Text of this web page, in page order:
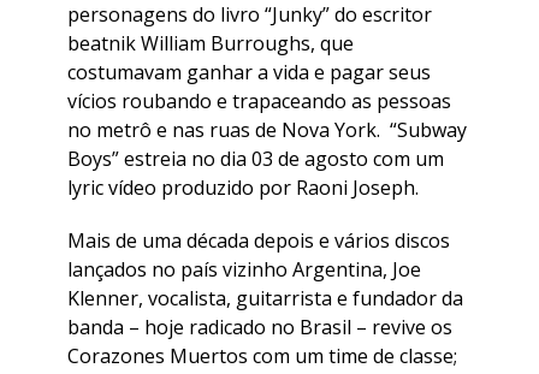
personagens do livro “Junky” do escritor
beatnik William Burroughs, que
costumavam ganhar a vida e pagar seus
vícios roubando e trapaceando as pessoas
no metrô e nas ruas de Nova York. “Subway
Boys” estreia no dia 03 de agosto com um
lyric vídeo produzido por Raoni Joseph.
Mais de uma década depois e vários discos
lançados no país vizinho Argentina, Joe
Klenner, vocalista, guitarrista e fundador da
banda – hoje radicado no Brasil – revive os
Corazones Muertos com um time de classe;